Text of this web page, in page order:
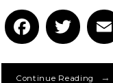
Continue Reading →